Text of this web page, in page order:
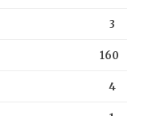
3
160
4